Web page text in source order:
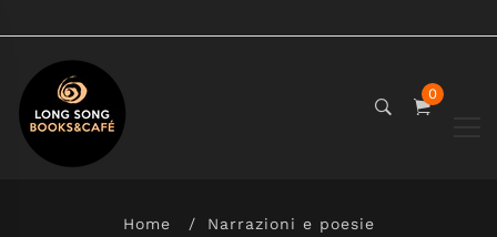
0
Home Narrazioni e poesie